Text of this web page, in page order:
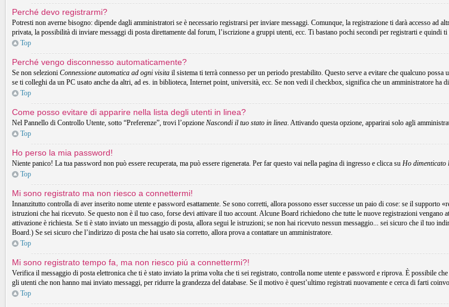
Perché devo registrarmi?
Potresti non averne bisogno: dipende dagli amministratori se è necessario registrarsi per inviare messaggi. Comunque, la registrazione ti darà accesso
privata, la possibilità di inviare messaggi di posta direttamente dal forum, l’iscrizione a gruppi utenti, ecc. Ti bastano pochi secondi per registrarti e quindi
Top
Perché vengo disconnesso automaticamente?
Se non selezioni Connessione automatica ad ogni visita il sistema ti terrà connesso per un periodo prestabilito. Questo serve a evitare che qualcuno
se ti colleghi da un PC usato anche da altri, ad es. in biblioteca, Internet point, università, ecc. Se non vedi il checkbox, significa che un amministratore ha
Top
Come posso evitare di apparire nella lista degli utenti in linea?
Nel Pannello di Controllo Utente, sotto “Preferenze”, trovi l’opzione Nascondi il tuo stato in linea. Attivando questa opzione, apparirai solo agli
Top
Ho perso la mia password!
Niente panico! La tua password non può essere recuperata, ma può essere rigenerata. Per far questo vai nella pagina di ingresso e clicca su Ho dimenticato
Top
Mi sono registrato ma non riesco a connettermi!
Innanzitutto controlla di aver inserito nome utente e password esattamente. Se sono corretti, allora possono esser successe un paio di cose: se il supporto
istruzioni che hai ricevuto. Se questo non è il tuo caso, forse devi attivare il tuo account. Alcune Board richiedono che tutte le nuove registrazioni
attivazione è richiesta. Se ti è stato inviato un messaggio di posta, allora segui le istruzioni; se non hai ricevuto nessun messaggio... sei sicuro che il tuo
Board.) Se sei sicuro che l’indirizzo di posta che hai usato sia corretto, allora prova a contattare un amministratore.
Top
Mi sono registrato tempo fa, ma non riesco piú a connettermi?!
Verifica il messaggio di posta elettronica che ti è stato inviato la prima volta che ti sei registrato, controlla nome utente e password e riprova. È possibile
gli utenti che non hanno mai inviato messaggi, per ridurre la grandezza del database. Se il motivo è quest’ultimo registrati nuovamente e cerca di farti
Top